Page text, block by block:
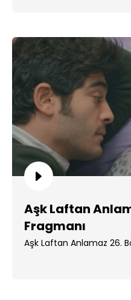
Aşk Laftan
Fragmanı
Aşk Laftan Anlamaz 26.